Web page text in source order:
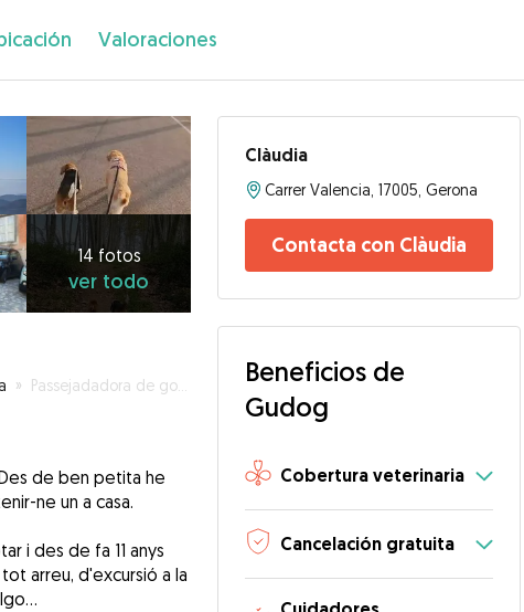
Valoraciones
14 fotos
ver todo
» Passejadadora de gossos a Girona!!
de ben petita he
ne un a casa.
i des de fa 11 anys
arreu, d'excursió a la
Clàudia
Carrer Valencia, 17005, Gerona
Contacta con Clàudia
Beneficios de
Gudog
Cobertura veterinaria
Cancelación gratuita